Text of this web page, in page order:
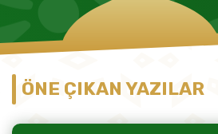
ÖNE ÇIKAN YAZILAR